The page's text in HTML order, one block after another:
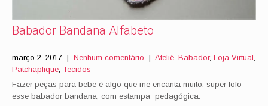
Babador Bandana Alfabeto
março 2, 2017 | Nenhum comentário | Ateliê, Babador, Loja Virtual,
Patchaplique, Tecidos
Fazer peças para bebe é algo que me encanta muito, super fofo
esse babador bandana, com estampa pedagógica.